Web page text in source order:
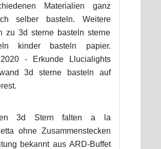
Materialien ganz
selber basteln. Weitere
zu 3d sterne basteln sterne
kinder basteln papier.
- Erkunde Llucialights
3d sterne basteln auf
3d Stern falten a la
ohne Zusammenstecken
bekannt aus ARD-Buffet